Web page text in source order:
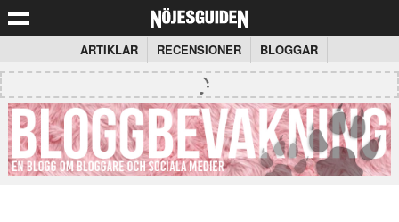
ARTIKLAR RECENSIONER BLOGGAR